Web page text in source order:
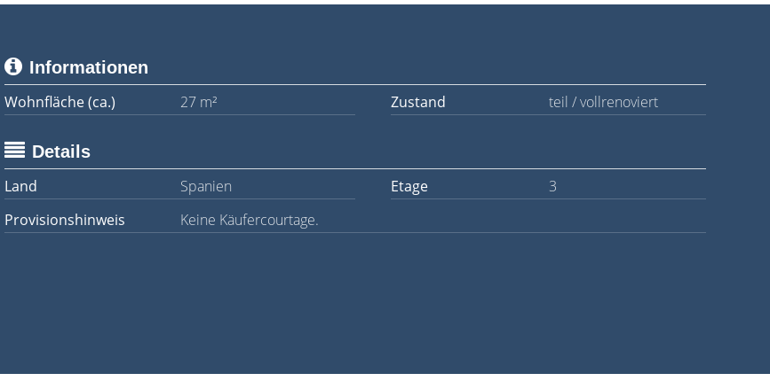
Informationen
Wohnfläche (ca.)
27 m² Zustand teil / vollrenoviert
Details
Land
Spanien Etage
3
Provisionshinweis
Keine Käufercourtage.